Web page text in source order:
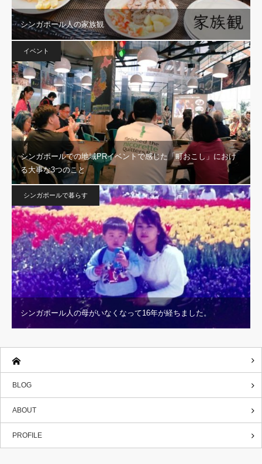
シンガポール人の家族観
イベント
シンガポールでの地域PRイベントで感じた「町おこし」におけ
る大事な3つのこと
シンガポールで暮らす
シンガポール人の母がいなくなって16年が経ちました。
BLOG
ABOUT
PROFILE